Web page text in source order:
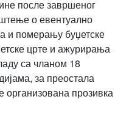
после завршеног
о евентуално
и померању буџетске
црте и ажурирања
са чланом 18
за преостала
организована прозивка